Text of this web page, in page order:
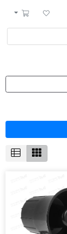
لیست مورد علاقه
سبد خرید